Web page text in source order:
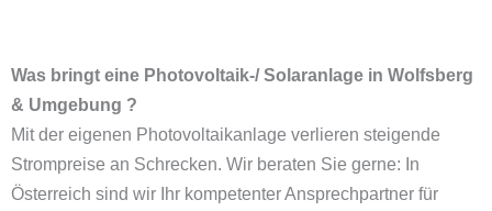
Was bringt eine Photovoltaik-/ Solaranlage in Wolfsberg
& Umgebung ?
Mit der eigenen Photovoltaikanlage verlieren steigende
Strompreise an Schrecken. Wir beraten Sie gerne: In
Österreich sind wir Ihr kompetenter Ansprechpartner für